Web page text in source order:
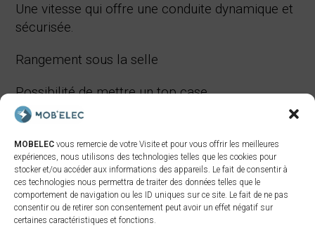
MOBELEC vous remercie de votre Visite et pour vous offrir les meilleures
expériences, nous utilisons des technologies telles que les cookies pour
stocker et/ou accéder aux informations des appareils. Le fait de consentir à
ces technologies nous permettra de traiter des données telles que le
comportement de navigation ou les ID uniques sur ce site. Le fait de ne pas
consentir ou de retirer son consentement peut avoir un effet négatif sur
certaines caractéristiques et fonctions.
Une vitesse qui offre une conduite dynamique et
sécurisée.
Rangement sous la selle
Possibilité de mettre un top case
Ecran numérique
Freins hydrauliques